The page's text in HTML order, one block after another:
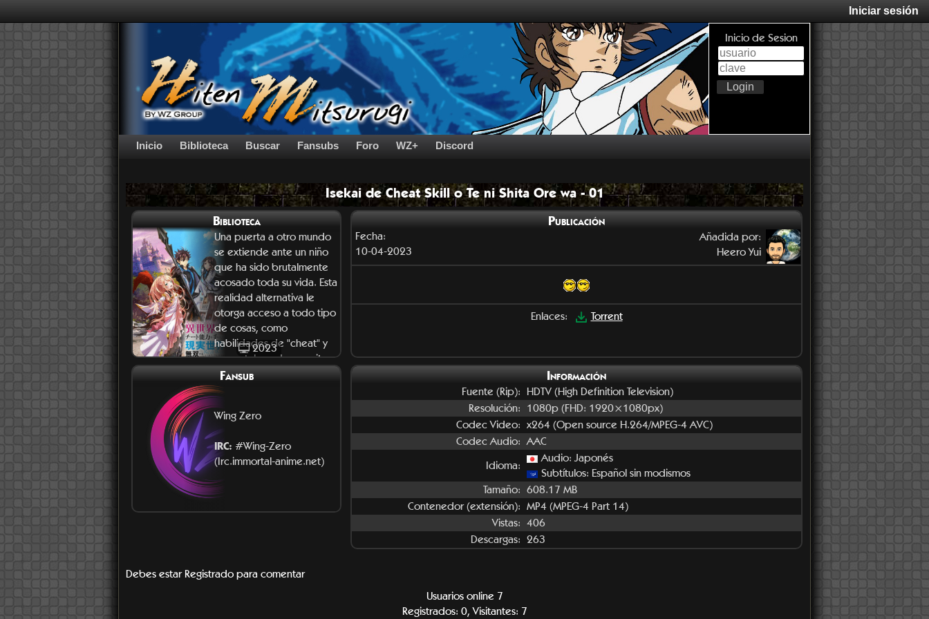
Iniciar sesión
Inicio de Sesion
Inicio Biblioteca Buscar Fansubs Foro WZ+ Discord
Isekai de Cheat Skill o Te ni Shita Ore wa - 01
Biblioteca
2023
Una puerta a otro mundo
se extiende ante un niño
que ha sido brutalmente
acosado toda su vida. Esta
realidad alternativa le
otorga acceso a todo tipo
de cosas, como
habilidades de "cheat" y
un portal que le permit
Fansub
Wing Zero
IRC: #Wing-Zero
(Irc.immortal-anime.net)
Publicación
Fecha:
10-04-2023
Añadida por:
Heero Yui
Enlaces: Torrent
Información
Fuente (Rip): HDTV (High Definition Television)
Resolución: 1080p (FHD: 1920×1080px)
Codec Video: x264 (Open source H.264/MPEG-4 AVC)
Codec Audio: AAC
Idioma:
Audio: Japonés
Subtítulos: Español sin modismos
Tamaño: 608.17 MB
Contenedor (extensión): MP4 (MPEG-4 Part 14)
Vistas: 406
Descargas: 263
Debes estar Registrado para comentar
Usuarios online 7
Registrados: 0, Visitantes: 7